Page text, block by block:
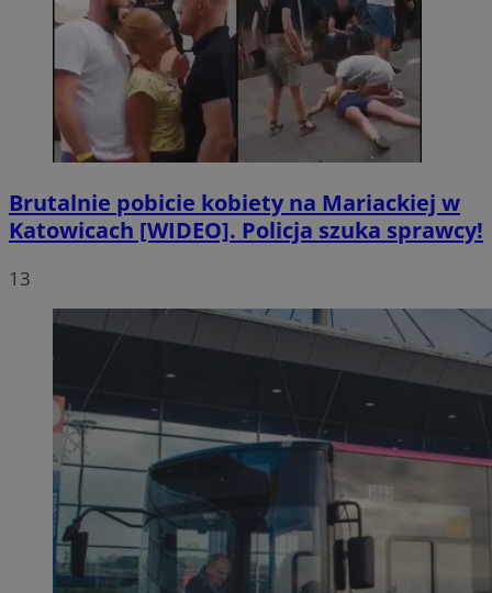
Brutalnie pobicie kobiety na Mariackiej w
Katowicach [WIDEO]. Policja szuka sprawcy!
13